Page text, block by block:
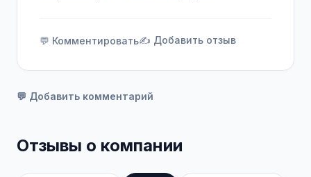
💬 Комментировать✍️ Добавить отзыв
💬 Добавить комментарий
Отзывы о компании